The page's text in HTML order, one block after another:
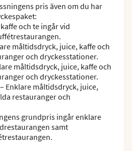
pris även om du har
och te ingår vid
måltidsdryck, juice, kaffe och
och dryckesstationer.
måltidsdryck, juice, kaffe och
och dryckesstationer.
Enklare måltidsdryck, juice,
restauranger och
grundpris ingår enklare
samt